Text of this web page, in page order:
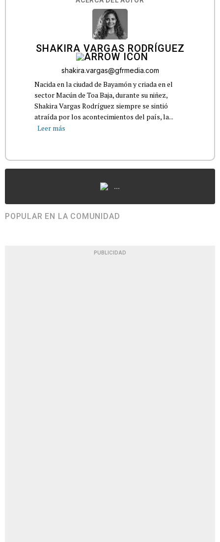
SHAKIRA VARGAS RODRÍGUEZ
shakira.vargas@gfrmedia.com
Nacida en la ciudad de Bayamón y criada en el
sector Macún de Toa Baja, durante su niñez,
Shakira Vargas Rodríguez siempre se sintió
atraída por los acontecimientos del país, la...
Leer más
...
POPULAR EN LA COMUNIDAD
PUBLICIDAD